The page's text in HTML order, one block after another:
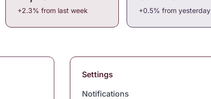
+2.3% from last week +0.5% from yesterday
Settings
Notifications